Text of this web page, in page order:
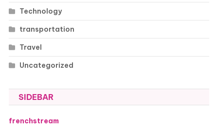
Technology
transportation
Travel
Uncategorized
SIDEBAR
frenchstream